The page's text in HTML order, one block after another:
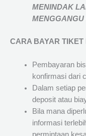
MENINDAK
CARA BAYAR TIKET
Pembayaran
konfirmasi dari
Dalam setiap
deposit atau
Bila mana
informasi